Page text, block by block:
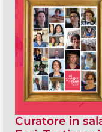
Curatore in